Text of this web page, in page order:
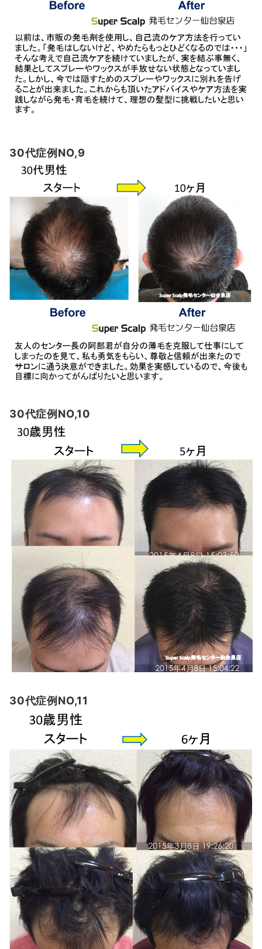
30代症例NO,9
30代症例NO,10
30代症例NO,11